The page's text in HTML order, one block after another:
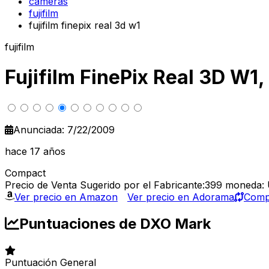
fujifilm
fujifilm finepix real 3d w1
fujifilm
Fujifilm FinePix Real 3D
Anunciada: 7/22/2009
hace 17 años
Compact
Precio de Venta Sugerido por el Fabricante:399 moneda:
Ver precio en Amazon
Ver precio en Adorama
Puntuaciones de DXO Mark
Puntuación General